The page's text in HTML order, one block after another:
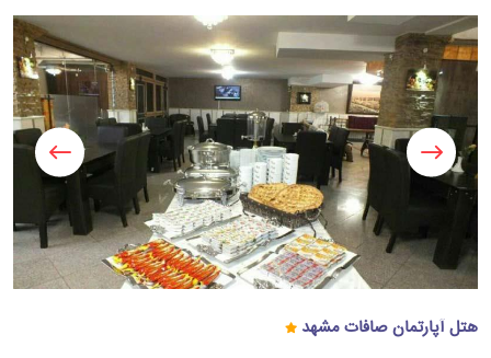
هتل آپارتمان صافات مشهد